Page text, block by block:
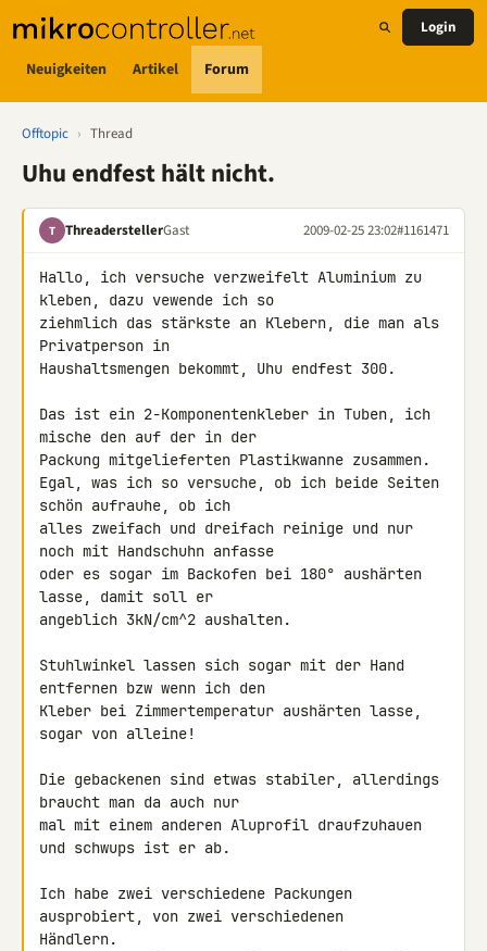
Neuigkeiten Artikel Forum
Login
Offtopic › Thread
Uhu endfest hält nicht.
T ThreaderstellerGast 2009-02-25 23:02#1161471
Hallo, ich versuche verzweifelt Aluminium zu
kleben, dazu vewende ich so
ziehmlich das stärkste an Klebern, die man als
Privatperson in
Haushaltsmengen bekommt, Uhu endfest 300.
Das ist ein 2-Komponentenkleber in Tuben, ich
mische den auf der in der
Packung mitgelieferten Plastikwanne zusammen.
Egal, was ich so versuche, ob ich beide Seiten
schön aufrauhe, ob ich
alles zweifach und dreifach reinige und nur
noch mit Handschuhn anfasse
oder es sogar im Backofen bei 180° aushärten
lasse, damit soll er
angeblich 3kN/cm^2 aushalten.
Stuhlwinkel lassen sich sogar mit der Hand
entfernen bzw wenn ich den
Kleber bei Zimmertemperatur aushärten lasse,
sogar von alleine!
Die gebackenen sind etwas stabiler, allerdings
braucht man da auch nur
mal mit einem anderen Aluprofil draufzuhauen
und schwups ist er ab.
Ich habe zwei verschiedene Packungen
ausprobiert, von zwei verschiedenen
Händlern.